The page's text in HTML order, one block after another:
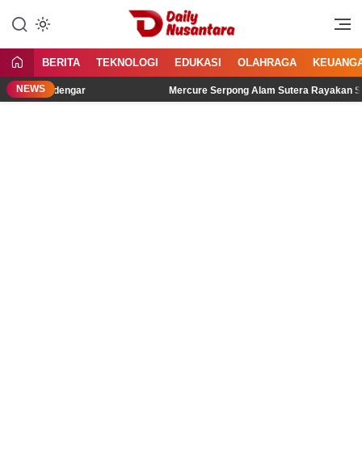
konten
Daily Nusantara
Menyajikan Fakta, Menginspirasi
BERITA TEKNOLOGI EDUKASI OLAHRAGA
NEWS
Didengar Mercure Serpong Alam Sutera Rayakan